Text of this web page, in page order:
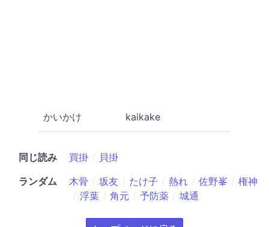
かいかけ kaikake
同じ読み 買掛
貝掛
ランダム
木骨 坂友 たけ子 熱れ 佐野峯
権神
浮葉
角元 予防薬 城通